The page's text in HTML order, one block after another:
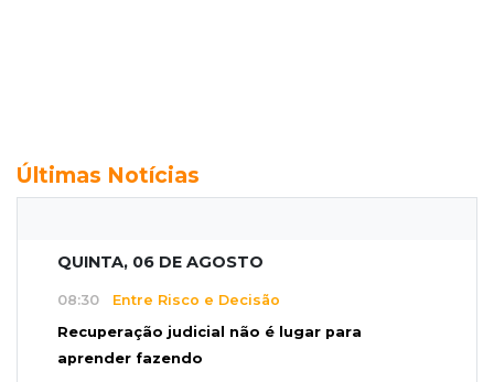
Últimas Notícias
QUINTA, 06 DE AGOSTO
08:30 Entre Risco e Decisão
Recuperação judicial não é lugar para
aprender fazendo